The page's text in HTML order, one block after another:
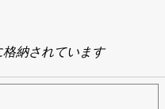
納されています